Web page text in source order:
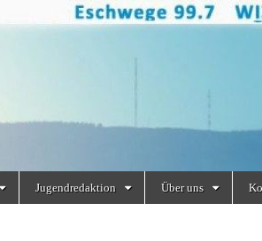
Jugendredaktion Über uns